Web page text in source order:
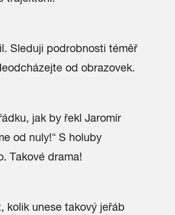
Sleduji podrobnosti téměř
od obrazovek.
jak by řekl Jaromír
od nuly!“ S holuby
Takové drama!
kolik unese takový jeřáb